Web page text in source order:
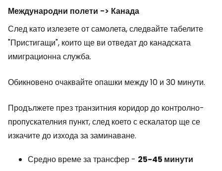
Международни полети -> Канада
След като излезете от самолета, следвайте табелите
"Пристигащи", които ще ви отведат до канадската
имиграционна служба.
Обикновено очаквайте опашки между 10 и 30 минути.
Продължете през транзитния коридор до контролно-
пропускателния пункт, след което с ескалатор ще се
изкачите до изхода за заминаване.
Средно време за трансфер - 25-45 минути